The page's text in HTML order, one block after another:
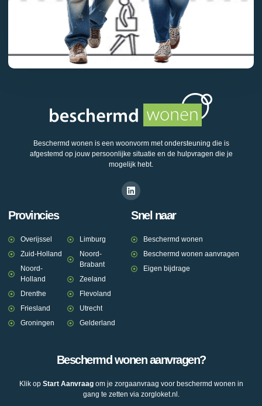
Beschermd wonen is een woonvorm met ondersteuning die is
afgestemd op jouw persoonlijke situatie en de hulpvragen die je
mogelijk hebt.
Provincies
Overijssel
Zuid-Holland
Noord-
Holland
Drenthe
Friesland
Groningen
Limburg
Noord-
Brabant
Zeeland
Flevoland
Utrecht
Gelderland
Snel naar
Beschermd wonen
Beschermd wonen aanvragen
Eigen bijdrage
Beschermd wonen aanvragen?
Klik op Start Aanvraagom je zorgaanvraag voor beschermd wonen in
gang te zetten via zorgloket.nl.